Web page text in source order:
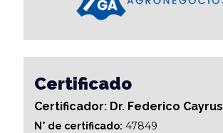
Certificado
Certificador: Dr. Federico Cayrus
N° de certificado: 47849